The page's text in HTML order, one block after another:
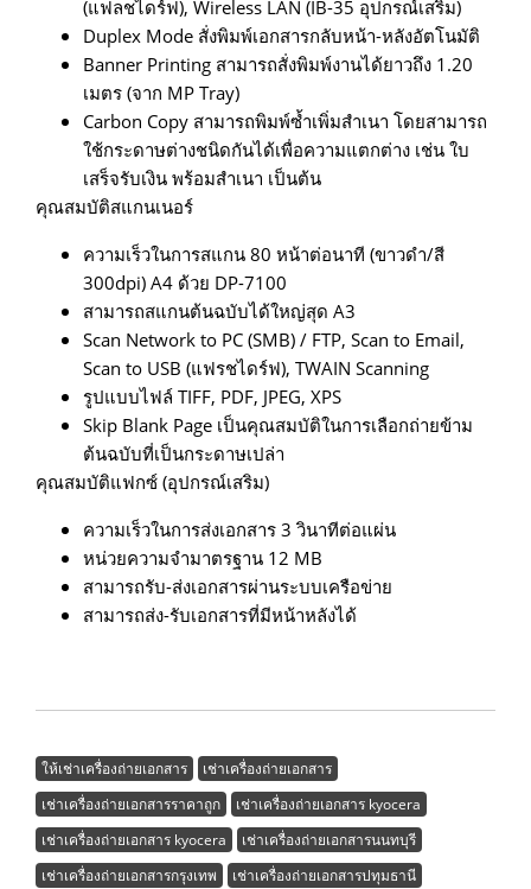
(แฟลชไดร์ฟ), Wireless LAN (IB-35 อุปกรณ์เสริม)
Duplex Mode สั่งพิมพ์เอกสารกลับหน้า-หลังอัตโนมัติ
Banner Printing สามารถสั่งพิมพ์งานได้ยาวถึง 1.20
เมตร (จาก MP Tray)
Carbon Copy สามารถพิมพ์ซ้ำเพิ่มสำเนา โดยสามารถ
ใช้กระดาษต่างชนิดกันได้เพื่อความแตกต่าง เช่น ใบ
เสร็จรับเงิน พร้อมสำเนา เป็นต้น
คุณสมบัติสแกนเนอร์
ความเร็วในการสแกน 80 หน้าต่อนาที (ขาวดำ/สี
300dpi) A4 ด้วย DP-7100
สามารถสแกนต้นฉบับได้ใหญ่สุด A3
Scan Network to PC (SMB) / FTP, Scan to Email,
Scan to USB (แฟรชไดร์ฟ), TWAIN Scanning
รูปแบบไฟล์ TIFF, PDF, JPEG, XPS
Skip Blank Page เป็นคุณสมบัติในการเลือกถ่ายข้าม
ต้นฉบับที่เป็นกระดาษเปล่า
คุณสมบัติแฟกซ์ (อุปกรณ์เสริม)
ความเร็วในการส่งเอกสาร 3 วินาทีต่อแผ่น
หน่วยความจำมาตรฐาน 12 MB
สามารถรับ-ส่งเอกสารผ่านระบบเครือข่าย
สามารถส่ง-รับเอกสารที่มีหน้าหลังได้
ให้เช่าเครื่องถ่ายเอกสาร
เช่าเครื่องถ่ายเอกสาร
เช่าเครื่องถ่ายเอกสารราคาถูก
เช่าเครื่องถ่ายเอกสาร kyocera
เช่าเครื่องถ่ายเอกสาร kyocera
เช่าเครื่องถ่ายเอกสารนนทบุรี
เช่าเครื่องถ่ายเอกสารกรุงเทพ
เช่าเครื่องถ่ายเอกสารปทุมธานี